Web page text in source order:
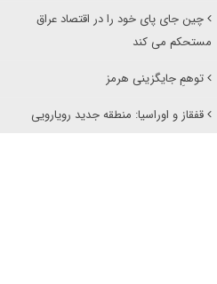
چین جای پای خود را در اقتصاد عراق
مستحکم می کند
توهمِ جایگزینی هرمز
قفقاز و اوراسیا: منطقه جدید رویارویی